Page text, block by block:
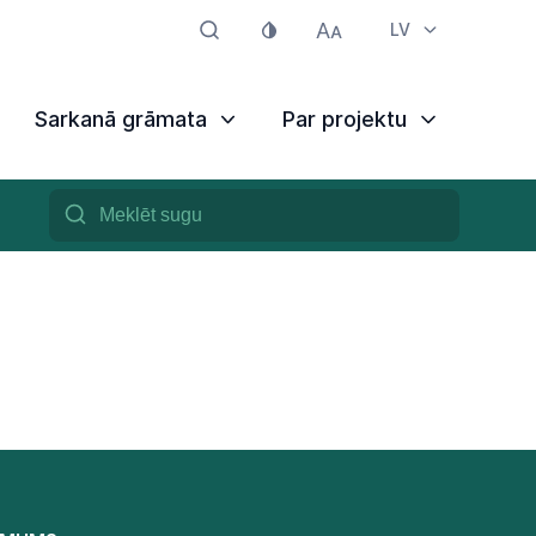
LV
Sarkanā grāmata Par projektu